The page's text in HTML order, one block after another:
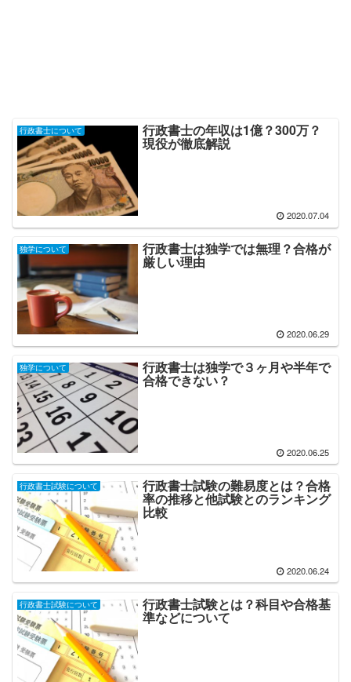
行政書士について 行政書士の年収は1億？300万？
現役が徹底解説
2020.07.04
独学について 行政書士は独学では無理？合格が
厳しい理由
2020.06.29
独学について 行政書士は独学で３ヶ月や半年で
合格できない？
2020.06.25
行政書士試験について 行政書士試験の難易度とは？合格
率の推移と他試験とのランキング
比較
2020.06.24
行政書士試験について 行政書士試験とは？科目や合格基
準などについて